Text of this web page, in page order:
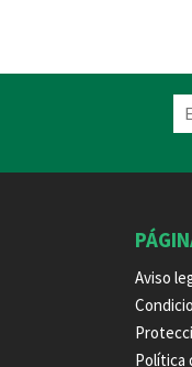
Aviso
Política